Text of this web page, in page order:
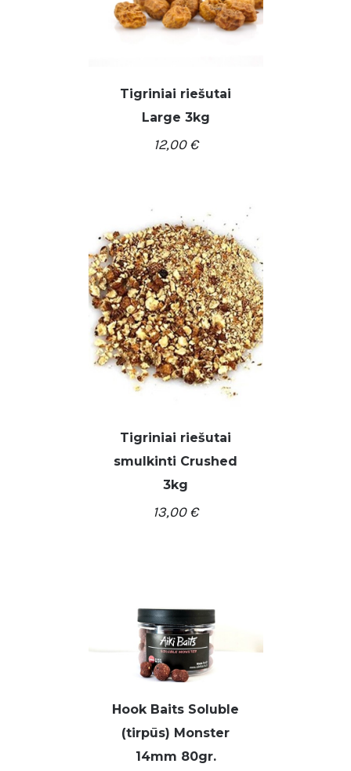
Tigriniai riešutai
Large 3kg
12,00€
Į KREPŠELĮ / DETALĖS
Tigriniai riešutai
smulkinti Crushed
3kg
13,00€
Hook Baits Soluble
(tirpūs) Monster
14mm 80gr.